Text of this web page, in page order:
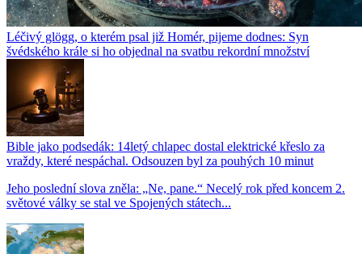
Léčivý glögg, o kterém psal již Homér, pijeme dodnes: Syn
švédského krále si ho objednal na svatbu rekordní množství
Bible jako podsedák: 14letý chlapec dostal elektrické křeslo za
vraždy, které nespáchal. Odsouzen byl za pouhých 10 minut
Jeho poslední slova zněla: „Ne, pane.“ Necelý rok před koncem 2.
světové války se stal ve Spojených státech...